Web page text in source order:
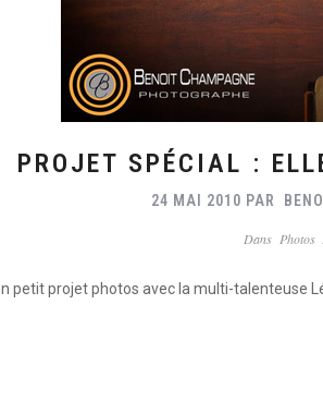
PROJET SPÉCIAL :
24 MAI 2010 PAR
Dans Photos
n petit projet photos avec la multi-talenteuse